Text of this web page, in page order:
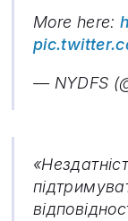
More here:
— NYDFS